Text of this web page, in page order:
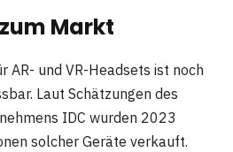
Markt
und VR-Headsets ist noch
Laut Schätzungen des
IDC wurden 2023
solcher Geräte verkauft.